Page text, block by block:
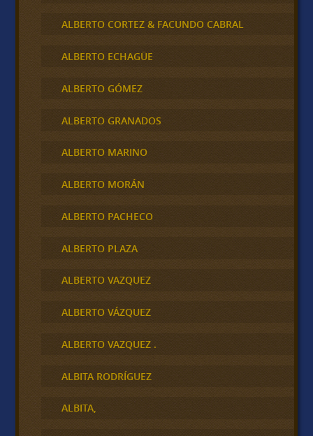
ALBERTO CORTEZ & FACUNDO CABRAL
ALBERTO ECHAGÜE
ALBERTO GÓMEZ
ALBERTO GRANADOS
ALBERTO MARINO
ALBERTO MORÁN
ALBERTO PACHECO
ALBERTO PLAZA
ALBERTO VAZQUEZ
ALBERTO VÁZQUEZ
ALBERTO VAZQUEZ .
ALBITA RODRÍGUEZ
ALBITA,